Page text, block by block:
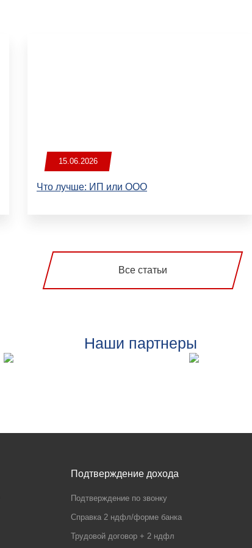
15.06.2026
Что лучше: ИП или ООО
Все статьи
Наши партнеры
Подтверждение дохода
Подтверждение по звонку
Справка 2 ндфл/форме банка
Трудовой договор + 2 ндфл